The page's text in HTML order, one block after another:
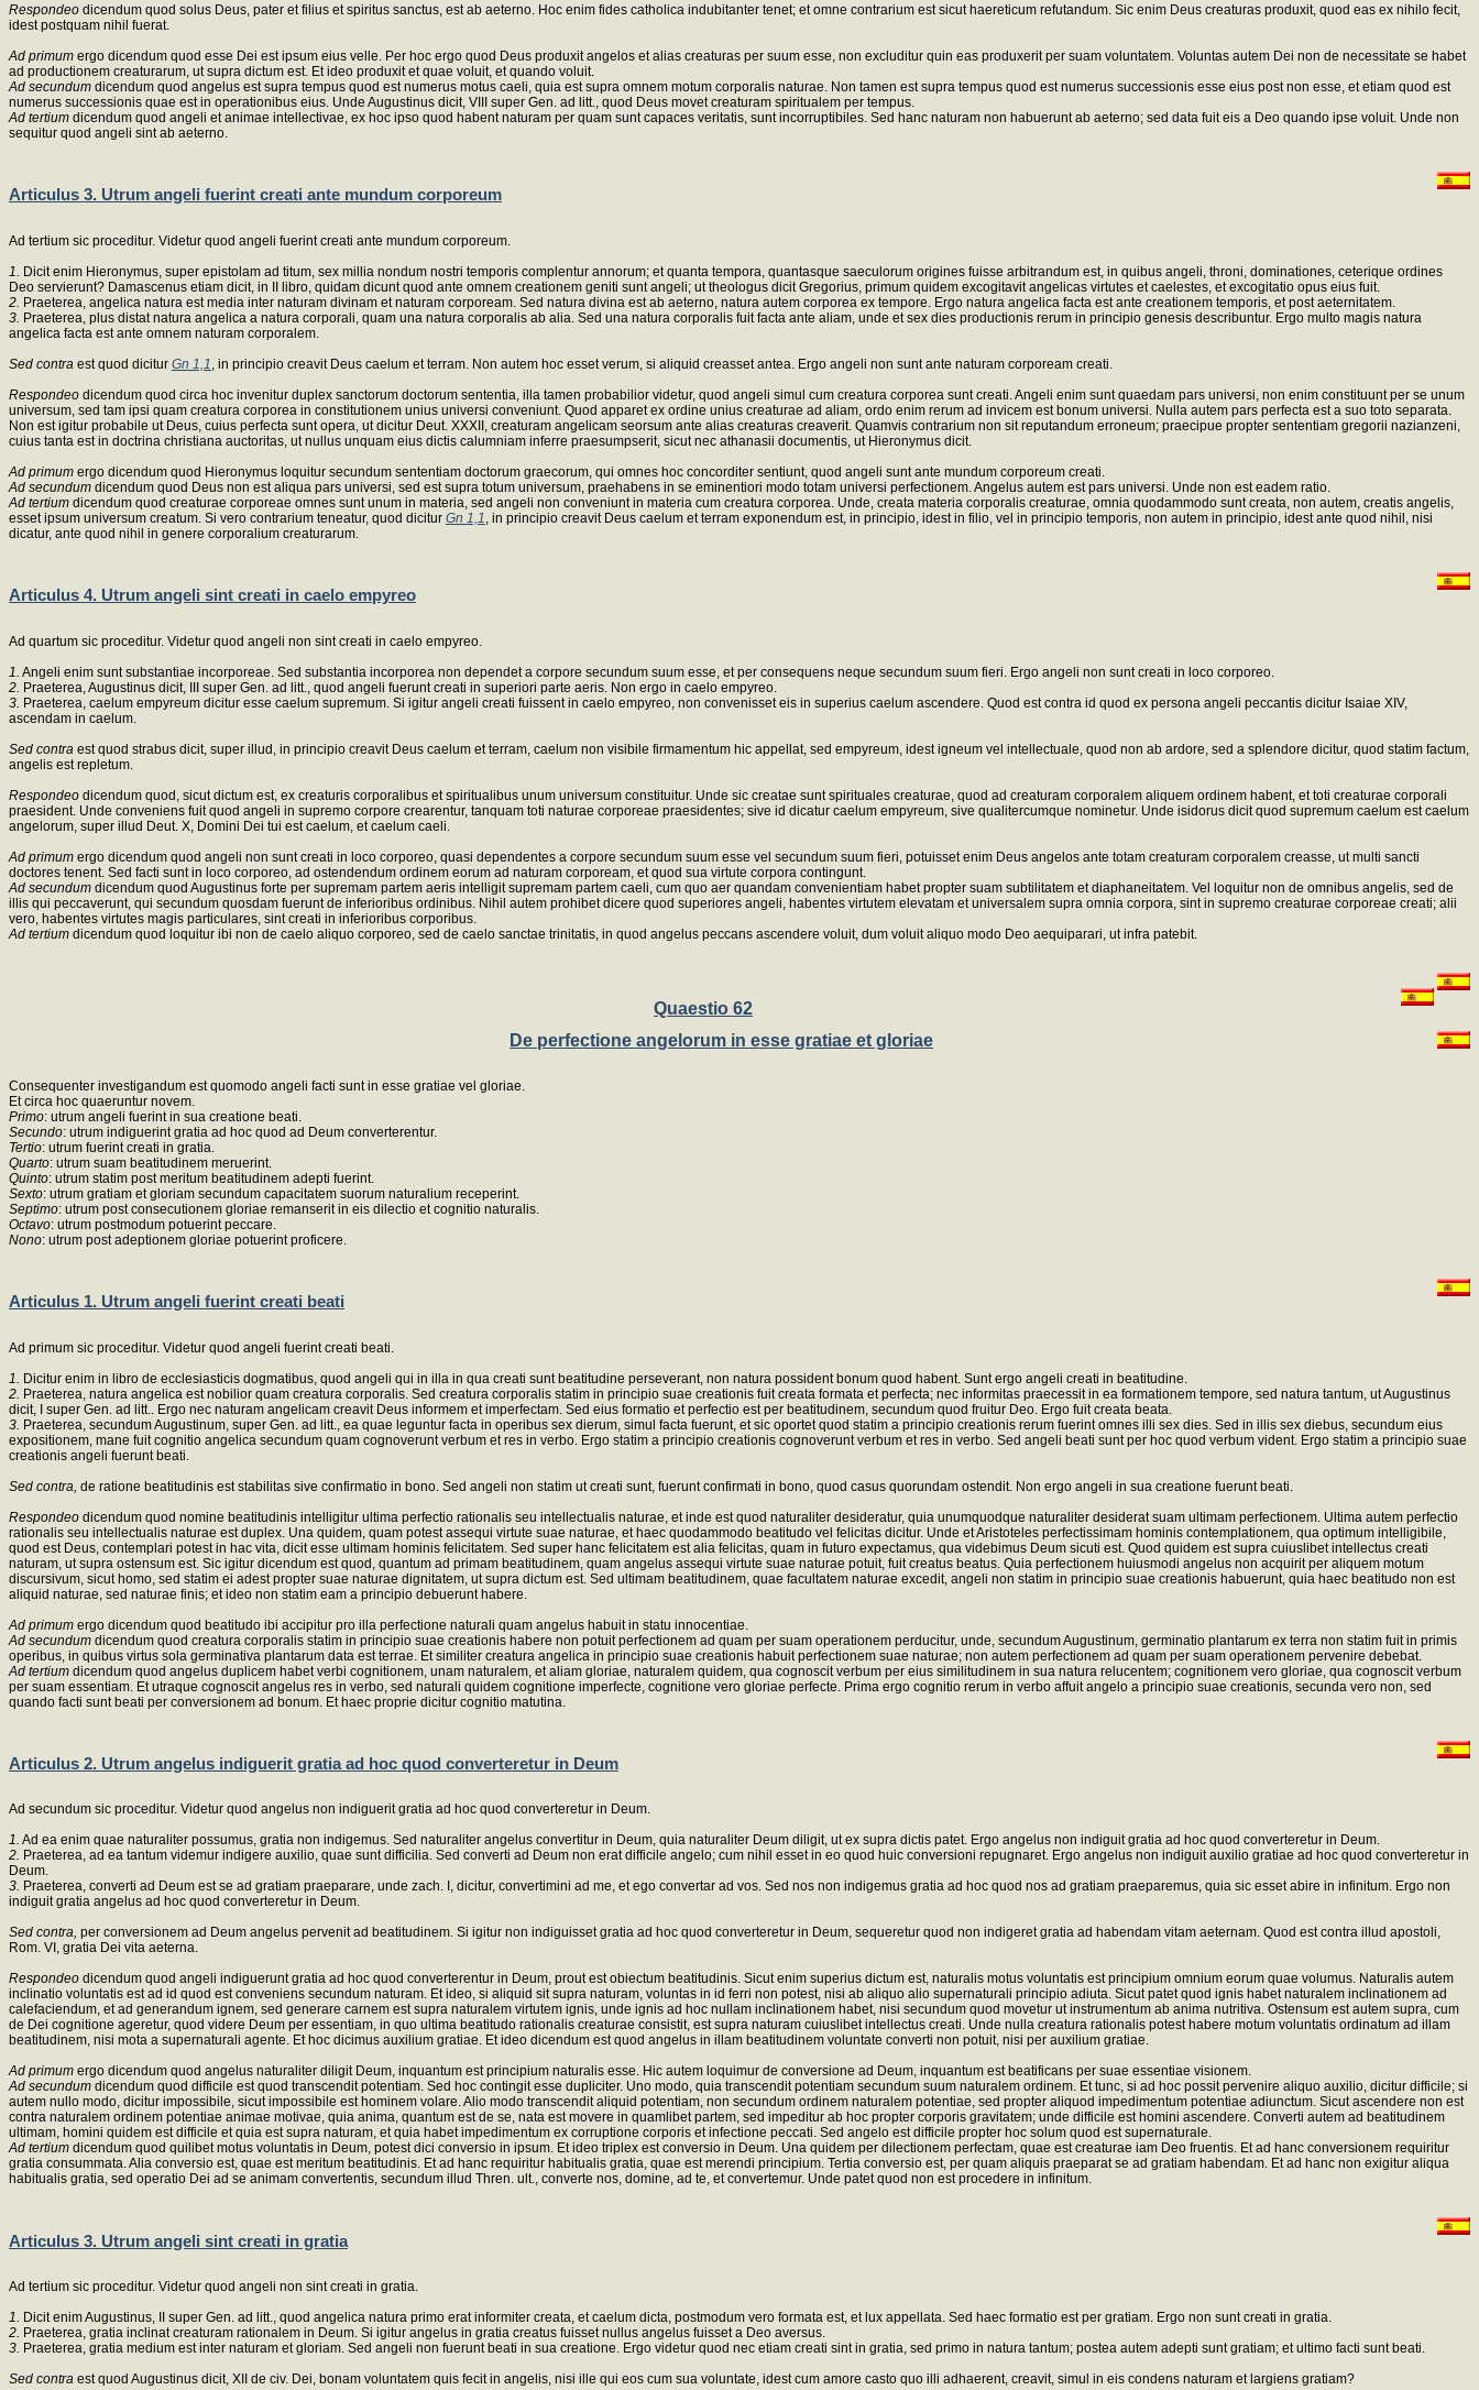
Respondeo dicendum quod solus Deus, pater et filius et spiritus sanctus, est ab aeterno. Hoc enim fides catholica indubitanter tenet; et omne contrarium est sicut haereticum refutandum. Sic enim Deus creaturas produxit, quod eas ex nihilo fecit,
idest postquam nihil fuerat.
Ad primum ergo dicendum quod esse Dei est ipsum eius velle. Per hoc ergo quod Deus produxit angelos et alias creaturas per suum esse, non excluditur quin eas produxerit per suam voluntatem. Voluntas autem Dei non de necessitate se habet
ad productionem creaturarum, ut supra dictum est. Et ideo produxit et quae voluit, et quando voluit.
Ad secundum dicendum quod angelus est supra tempus quod est numerus motus caeli, quia est supra omnem motum corporalis naturae. Non tamen est supra tempus quod est numerus successionis esse eius post non esse, et etiam quod est
numerus successionis quae est in operationibus eius. Unde Augustinus dicit, VIII super Gen. ad litt., quod Deus movet creaturam spiritualem per tempus.
Ad tertium dicendum quod angeli et animae intellectivae, ex hoc ipso quod habent naturam per quam sunt capaces veritatis, sunt incorruptibiles. Sed hanc naturam non habuerunt ab aeterno; sed data fuit eis a Deo quando ipse voluit. Unde non
sequitur quod angeli sint ab aeterno.
Articulus 3. Utrum angeli fuerint creati ante mundum corporeum
Ad tertium sic proceditur. Videtur quod angeli fuerint creati ante mundum corporeum.
1.
Dicit enim Hieronymus, super epistolam ad titum, sex millia nondum nostri temporis complentur annorum; et quanta tempora, quantasque saeculorum origines fuisse arbitrandum est, in quibus angeli, throni, dominationes, ceterique ordines
Deo servierunt? Damascenus etiam dicit, in II libro, quidam dicunt quod ante omnem creationem geniti sunt angeli; ut theologus dicit Gregorius, primum quidem excogitavit angelicas virtutes et caelestes, et excogitatio opus eius fuit.
2. Praeterea, angelica natura est media inter naturam divinam et naturam corpoream. Sed natura divina est ab aeterno, natura autem corporea ex tempore. Ergo natura angelica facta est ante creationem temporis, et post aeternitatem.
3. Praeterea, plus distat natura angelica a natura corporali, quam una natura corporalis ab alia. Sed una natura corporalis fuit facta ante aliam, unde et sex dies productionis rerum in principio genesis describuntur. Ergo multo magis natura
angelica facta est ante omnem naturam corporalem.
Sed contra est quod dicitur Gn 1,1 , in principio creavit Deus caelum et terram. Non autem hoc esset verum, si aliquid creasset antea. Ergo angeli non sunt ante naturam corpoream creati.
Respondeo dicendum quod circa hoc invenitur duplex sanctorum doctorum sententia, illa tamen probabilior videtur, quod angeli simul cum creatura corporea sunt creati. Angeli enim sunt quaedam pars universi, non enim constituunt per se unum
universum, sed tam ipsi quam creatura corporea in constitutionem unius universi conveniunt. Quod apparet ex ordine unius creaturae ad aliam, ordo enim rerum ad invicem est bonum universi. Nulla autem pars perfecta est a suo toto separata.
Non est igitur probabile ut Deus, cuius perfecta sunt opera, ut dicitur Deut. XXXII, creaturam angelicam seorsum ante alias creaturas creaverit. Quamvis contrarium non sit reputandum erroneum; praecipue propter sententiam gregorii nazianzeni,
cuius tanta est in doctrina christiana auctoritas, ut nullus unquam eius dictis calumniam inferre praesumpserit, sicut nec athanasii documentis, ut Hieronymus dicit.
Ad primum ergo dicendum quod Hieronymus loquitur secundum sententiam doctorum graecorum, qui omnes hoc concorditer sentiunt, quod angeli sunt ante mundum corporeum creati.
Ad secundum dicendum quod Deus non est aliqua pars universi, sed est supra totum universum, praehabens in se eminentiori modo totam universi perfectionem. Angelus autem est pars universi. Unde non est eadem ratio.
Ad tertium dicendum quod creaturae corporeae omnes sunt unum in materia, sed angeli non conveniunt in materia cum creatura corporea. Unde, creata materia corporalis creaturae, omnia quodammodo sunt creata, non autem, creatis angelis,
esset ipsum universum creatum. Si vero contrarium teneatur, quod dicitur Gn 1,1 , in principio creavit Deus caelum et terram exponendum est, in principio, idest in filio, vel in principio temporis, non autem in principio, idest ante quod nihil, nisi
dicatur, ante quod nihil in genere corporalium creaturarum.
Articulus 4. Utrum angeli sint creati in caelo empyreo
Ad quartum sic proceditur. Videtur quod angeli non sint creati in caelo empyreo.
1. Angeli enim sunt substantiae incorporeae. Sed substantia incorporea non dependet a corpore secundum suum esse, et per consequens neque secundum suum fieri. Ergo angeli non sunt creati in loco corporeo.
2. Praeterea, Augustinus dicit, III super Gen. ad litt., quod angeli fuerunt creati in superiori parte aeris. Non ergo in caelo empyreo.
3. Praeterea, caelum empyreum dicitur esse caelum supremum. Si igitur angeli creati fuissent in caelo empyreo, non convenisset eis in superius caelum ascendere. Quod est contra id quod ex persona angeli peccantis dicitur Isaiae XIV,
ascendam in caelum.
Sed contra est quod strabus dicit, super illud, in principio creavit Deus caelum et terram, caelum non visibile firmamentum hic appellat, sed empyreum, idest igneum vel intellectuale, quod non ab ardore, sed a splendore dicitur, quod statim factum,
angelis est repletum.
Respondeo dicendum quod, sicut dictum est, ex creaturis corporalibus et spiritualibus unum universum constituitur. Unde sic creatae sunt spirituales creaturae, quod ad creaturam corporalem aliquem ordinem habent, et toti creaturae corporali
praesident. Unde conveniens fuit quod angeli in supremo corpore crearentur, tanquam toti naturae corporeae praesidentes; sive id dicatur caelum empyreum, sive qualitercumque nominetur. Unde isidorus dicit quod supremum caelum est caelum
angelorum, super illud Deut. X, Domini Dei tui est caelum, et caelum caeli.
Ad primum ergo dicendum quod angeli non sunt creati in loco corporeo, quasi dependentes a corpore secundum suum esse vel secundum suum fieri, potuisset enim Deus angelos ante totam creaturam corporalem creasse, ut multi sancti
doctores tenent. Sed facti sunt in loco corporeo, ad ostendendum ordinem eorum ad naturam corpoream, et quod sua virtute corpora contingunt.
Ad secundum dicendum quod Augustinus forte per supremam partem aeris intelligit supremam partem caeli, cum quo aer quandam convenientiam habet propter suam subtilitatem et diaphaneitatem. Vel loquitur non de omnibus angelis, sed de
illis qui peccaverunt, qui secundum quosdam fuerunt de inferioribus ordinibus. Nihil autem prohibet dicere quod superiores angeli, habentes virtutem elevatam et universalem supra omnia corpora, sint in supremo creaturae corporeae creati; alii
vero, habentes virtutes magis particulares, sint creati in inferioribus corporibus.
Ad tertium dicendum quod loquitur ibi non de caelo aliquo corporeo, sed de caelo sanctae trinitatis, in quod angelus peccans ascendere voluit, dum voluit aliquo modo Deo aequiparari, ut infra patebit.
Quaestio 62
De perfectione angelorum in esse gratiae et gloriae
Consequenter investigandum est quomodo angeli facti sunt in esse gratiae vel gloriae.
Et circa hoc quaeruntur novem.
Primo: utrum angeli fuerint in sua creatione beati.
Secundo: utrum indiguerint gratia ad hoc quod ad Deum converterentur.
Tertio: utrum fuerint creati in gratia.
Quarto: utrum suam beatitudinem meruerint.
Quinto: utrum statim post meritum beatitudinem adepti fuerint.
Sexto: utrum gratiam et gloriam secundum capacitatem suorum naturalium receperint.
Septimo: utrum post consecutionem gloriae remanserit in eis dilectio et cognitio naturalis.
Octavo: utrum postmodum potuerint peccare.
Nono: utrum post adeptionem gloriae potuerint proficere.
Articulus 1. Utrum angeli fuerint creati beati
Ad primum sic proceditur. Videtur quod angeli fuerint creati beati.
1.
Dicitur enim in libro de ecclesiasticis dogmatibus, quod angeli qui in illa in qua creati sunt beatitudine perseverant, non natura possident bonum quod habent. Sunt ergo angeli creati in beatitudine.
2. Praeterea, natura angelica est nobilior quam creatura corporalis. Sed creatura corporalis statim in principio suae creationis fuit creata formata et perfecta; nec informitas praecessit in ea formationem tempore, sed natura tantum, ut Augustinus
dicit, I super Gen. ad litt.. Ergo nec naturam angelicam creavit Deus informem et imperfectam. Sed eius formatio et perfectio est per beatitudinem, secundum quod fruitur Deo. Ergo fuit creata beata.
3. Praeterea, secundum Augustinum, super Gen. ad litt., ea quae leguntur facta in operibus sex dierum, simul facta fuerunt, et sic oportet quod statim a principio creationis rerum fuerint omnes illi sex dies. Sed in illis sex diebus, secundum eius
expositionem, mane fuit cognitio angelica secundum quam cognoverunt verbum et res in verbo. Ergo statim a principio creationis cognoverunt verbum et res in verbo. Sed angeli beati sunt per hoc quod verbum vident. Ergo statim a principio suae
creationis angeli fuerunt beati.
Sed contra, de ratione beatitudinis est stabilitas sive confirmatio in bono. Sed angeli non statim ut creati sunt, fuerunt confirmati in bono, quod casus quorundam ostendit. Non ergo angeli in sua creatione fuerunt beati.
Respondeo dicendum quod nomine beatitudinis intelligitur ultima perfectio rationalis seu intellectualis naturae, et inde est quod naturaliter desideratur, quia unumquodque naturaliter desiderat suam ultimam perfectionem. Ultima autem perfectio
rationalis seu intellectualis naturae est duplex. Una quidem, quam potest assequi virtute suae naturae, et haec quodammodo beatitudo vel felicitas dicitur. Unde et Aristoteles perfectissimam hominis contemplationem, qua optimum intelligibile,
quod est Deus, contemplari potest in hac vita, dicit esse ultimam hominis felicitatem. Sed super hanc felicitatem est alia felicitas, quam in futuro expectamus, qua videbimus Deum sicuti est. Quod quidem est supra cuiuslibet intellectus creati
naturam, ut supra ostensum est. Sic igitur dicendum est quod, quantum ad primam beatitudinem, quam angelus assequi virtute suae naturae potuit, fuit creatus beatus. Quia perfectionem huiusmodi angelus non acquirit per aliquem motum
discursivum, sicut homo, sed statim ei adest propter suae naturae dignitatem, ut supra dictum est. Sed ultimam beatitudinem, quae facultatem naturae excedit, angeli non statim in principio suae creationis habuerunt, quia haec beatitudo non est
aliquid naturae, sed naturae finis; et ideo non statim eam a principio debuerunt habere.
Ad primum ergo dicendum quod beatitudo ibi accipitur pro illa perfectione naturali quam angelus habuit in statu innocentiae.
Ad secundum dicendum quod creatura corporalis statim in principio suae creationis habere non potuit perfectionem ad quam per suam operationem perducitur, unde, secundum Augustinum, germinatio plantarum ex terra non statim fuit in primis
operibus, in quibus virtus sola germinativa plantarum data est terrae. Et similiter creatura angelica in principio suae creationis habuit perfectionem suae naturae; non autem perfectionem ad quam per suam operationem pervenire debebat.
Ad tertium dicendum quod angelus duplicem habet verbi cognitionem, unam naturalem, et aliam gloriae, naturalem quidem, qua cognoscit verbum per eius similitudinem in sua natura relucentem; cognitionem vero gloriae, qua cognoscit verbum
per suam essentiam. Et utraque cognoscit angelus res in verbo, sed naturali quidem cognitione imperfecte, cognitione vero gloriae perfecte. Prima ergo cognitio rerum in verbo affuit angelo a principio suae creationis, secunda vero non, sed
quando facti sunt beati per conversionem ad bonum. Et haec proprie dicitur cognitio matutina.
Articulus 2. Utrum angelus indiguerit gratia ad hoc quod converteretur in Deum
Ad secundum sic proceditur. Videtur quod angelus non indiguerit gratia ad hoc quod converteretur in Deum.
1. Ad ea enim quae naturaliter possumus, gratia non indigemus. Sed naturaliter angelus convertitur in Deum, quia naturaliter Deum diligit, ut ex supra dictis patet. Ergo angelus non indiguit gratia ad hoc quod converteretur in Deum.
2. Praeterea, ad ea tantum videmur indigere auxilio, quae sunt difficilia. Sed converti ad Deum non erat difficile angelo; cum nihil esset in eo quod huic conversioni repugnaret. Ergo angelus non indiguit auxilio gratiae ad hoc quod converteretur in
Deum.
3. Praeterea, converti ad Deum est se ad gratiam praeparare, unde zach. I, dicitur, convertimini ad me, et ego convertar ad vos. Sed nos non indigemus gratia ad hoc quod nos ad gratiam praeparemus, quia sic esset abire in infinitum. Ergo non
indiguit gratia angelus ad hoc quod converteretur in Deum.
Sed contra, per conversionem ad Deum angelus pervenit ad beatitudinem. Si igitur non indiguisset gratia ad hoc quod converteretur in Deum, sequeretur quod non indigeret gratia ad habendam vitam aeternam. Quod est contra illud apostoli,
Rom. VI, gratia Dei vita aeterna.
Respondeo dicendum quod angeli indiguerunt gratia ad hoc quod converterentur in Deum, prout est obiectum beatitudinis. Sicut enim superius dictum est, naturalis motus voluntatis est principium omnium eorum quae volumus. Naturalis autem
inclinatio voluntatis est ad id quod est conveniens secundum naturam. Et ideo, si aliquid sit supra naturam, voluntas in id ferri non potest, nisi ab aliquo alio supernaturali principio adiuta. Sicut patet quod ignis habet naturalem inclinationem ad
calefaciendum, et ad generandum ignem, sed generare carnem est supra naturalem virtutem ignis, unde ignis ad hoc nullam inclinationem habet, nisi secundum quod movetur ut instrumentum ab anima nutritiva. Ostensum est autem supra, cum
de Dei cognitione ageretur, quod videre Deum per essentiam, in quo ultima beatitudo rationalis creaturae consistit, est supra naturam cuiuslibet intellectus creati. Unde nulla creatura rationalis potest habere motum voluntatis ordinatum ad illam
beatitudinem, nisi mota a supernaturali agente. Et hoc dicimus auxilium gratiae. Et ideo dicendum est quod angelus in illam beatitudinem voluntate converti non potuit, nisi per auxilium gratiae.
Ad primum ergo dicendum quod angelus naturaliter diligit Deum, inquantum est principium naturalis esse. Hic autem loquimur de conversione ad Deum, inquantum est beatificans per suae essentiae visionem.
Ad secundum dicendum quod difficile est quod transcendit potentiam. Sed hoc contingit esse dupliciter. Uno modo, quia transcendit potentiam secundum suum naturalem ordinem. Et tunc, si ad hoc possit pervenire aliquo auxilio, dicitur difficile; si
autem nullo modo, dicitur impossibile, sicut impossibile est hominem volare. Alio modo transcendit aliquid potentiam, non secundum ordinem naturalem potentiae, sed propter aliquod impedimentum potentiae adiunctum. Sicut ascendere non est
contra naturalem ordinem potentiae animae motivae, quia anima, quantum est de se, nata est movere in quamlibet partem, sed impeditur ab hoc propter corporis gravitatem; unde difficile est homini ascendere. Converti autem ad beatitudinem
ultimam, homini quidem est difficile et quia est supra naturam, et quia habet impedimentum ex corruptione corporis et infectione peccati. Sed angelo est difficile propter hoc solum quod est supernaturale.
Ad tertium dicendum quod quilibet motus voluntatis in Deum, potest dici conversio in ipsum. Et ideo triplex est conversio in Deum. Una quidem per dilectionem perfectam, quae est creaturae iam Deo fruentis. Et ad hanc conversionem requiritur
gratia consummata. Alia conversio est, quae est meritum beatitudinis. Et ad hanc requiritur habitualis gratia, quae est merendi principium. Tertia conversio est, per quam aliquis praeparat se ad gratiam habendam. Et ad hanc non exigitur aliqua
habitualis gratia, sed operatio Dei ad se animam convertentis, secundum illud Thren. ult., converte nos, domine, ad te, et convertemur. Unde patet quod non est procedere in infinitum.
Articulus 3. Utrum angeli sint creati in gratia
Ad tertium sic proceditur. Videtur quod angeli non sint creati in gratia.
1. Dicit enim Augustinus, II super Gen. ad litt., quod angelica natura primo erat informiter creata, et caelum dicta, postmodum vero formata est, et lux appellata. Sed haec formatio est per gratiam. Ergo non sunt creati in gratia.
2. Praeterea, gratia inclinat creaturam rationalem in Deum. Si igitur angelus in gratia creatus fuisset nullus angelus fuisset a Deo aversus.
3. Praeterea, gratia medium est inter naturam et gloriam. Sed angeli non fuerunt beati in sua creatione. Ergo videtur quod nec etiam creati sint in gratia, sed primo in natura tantum; postea autem adepti sunt gratiam; et ultimo facti sunt beati.
Sed contra est quod Augustinus dicit, XII de civ. Dei, bonam voluntatem quis fecit in angelis, nisi ille qui eos cum sua voluntate, idest cum amore casto quo illi adhaerent, creavit, simul in eis condens naturam et largiens gratiam?